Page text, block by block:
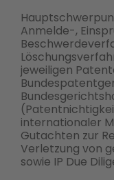
Anmelde-,
jeweiligen
internationaler
Gutachten zur
Verletzung von
sowie IP Due